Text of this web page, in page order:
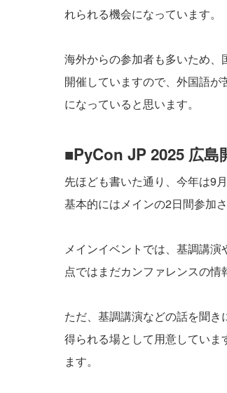
れられる機会になっています。
海外からの参加者も多いため
開催していますので、外国語
になっていると思います。
■PyCon JP 2025 広島
先ほども書いた通り、今年は9
基本的にはメインの2日間参加
メインイベントでは、基調講
点ではまだカンファレンスの情
ただ、基調講演などの話を聞
得られる場として用意してい
ます。